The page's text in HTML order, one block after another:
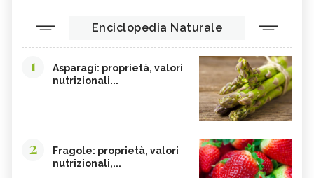
Enciclopedia Naturale
1
Asparagi: proprietà, valori
nutrizionali...
2
Fragole: proprietà, valori
nutrizionali,...